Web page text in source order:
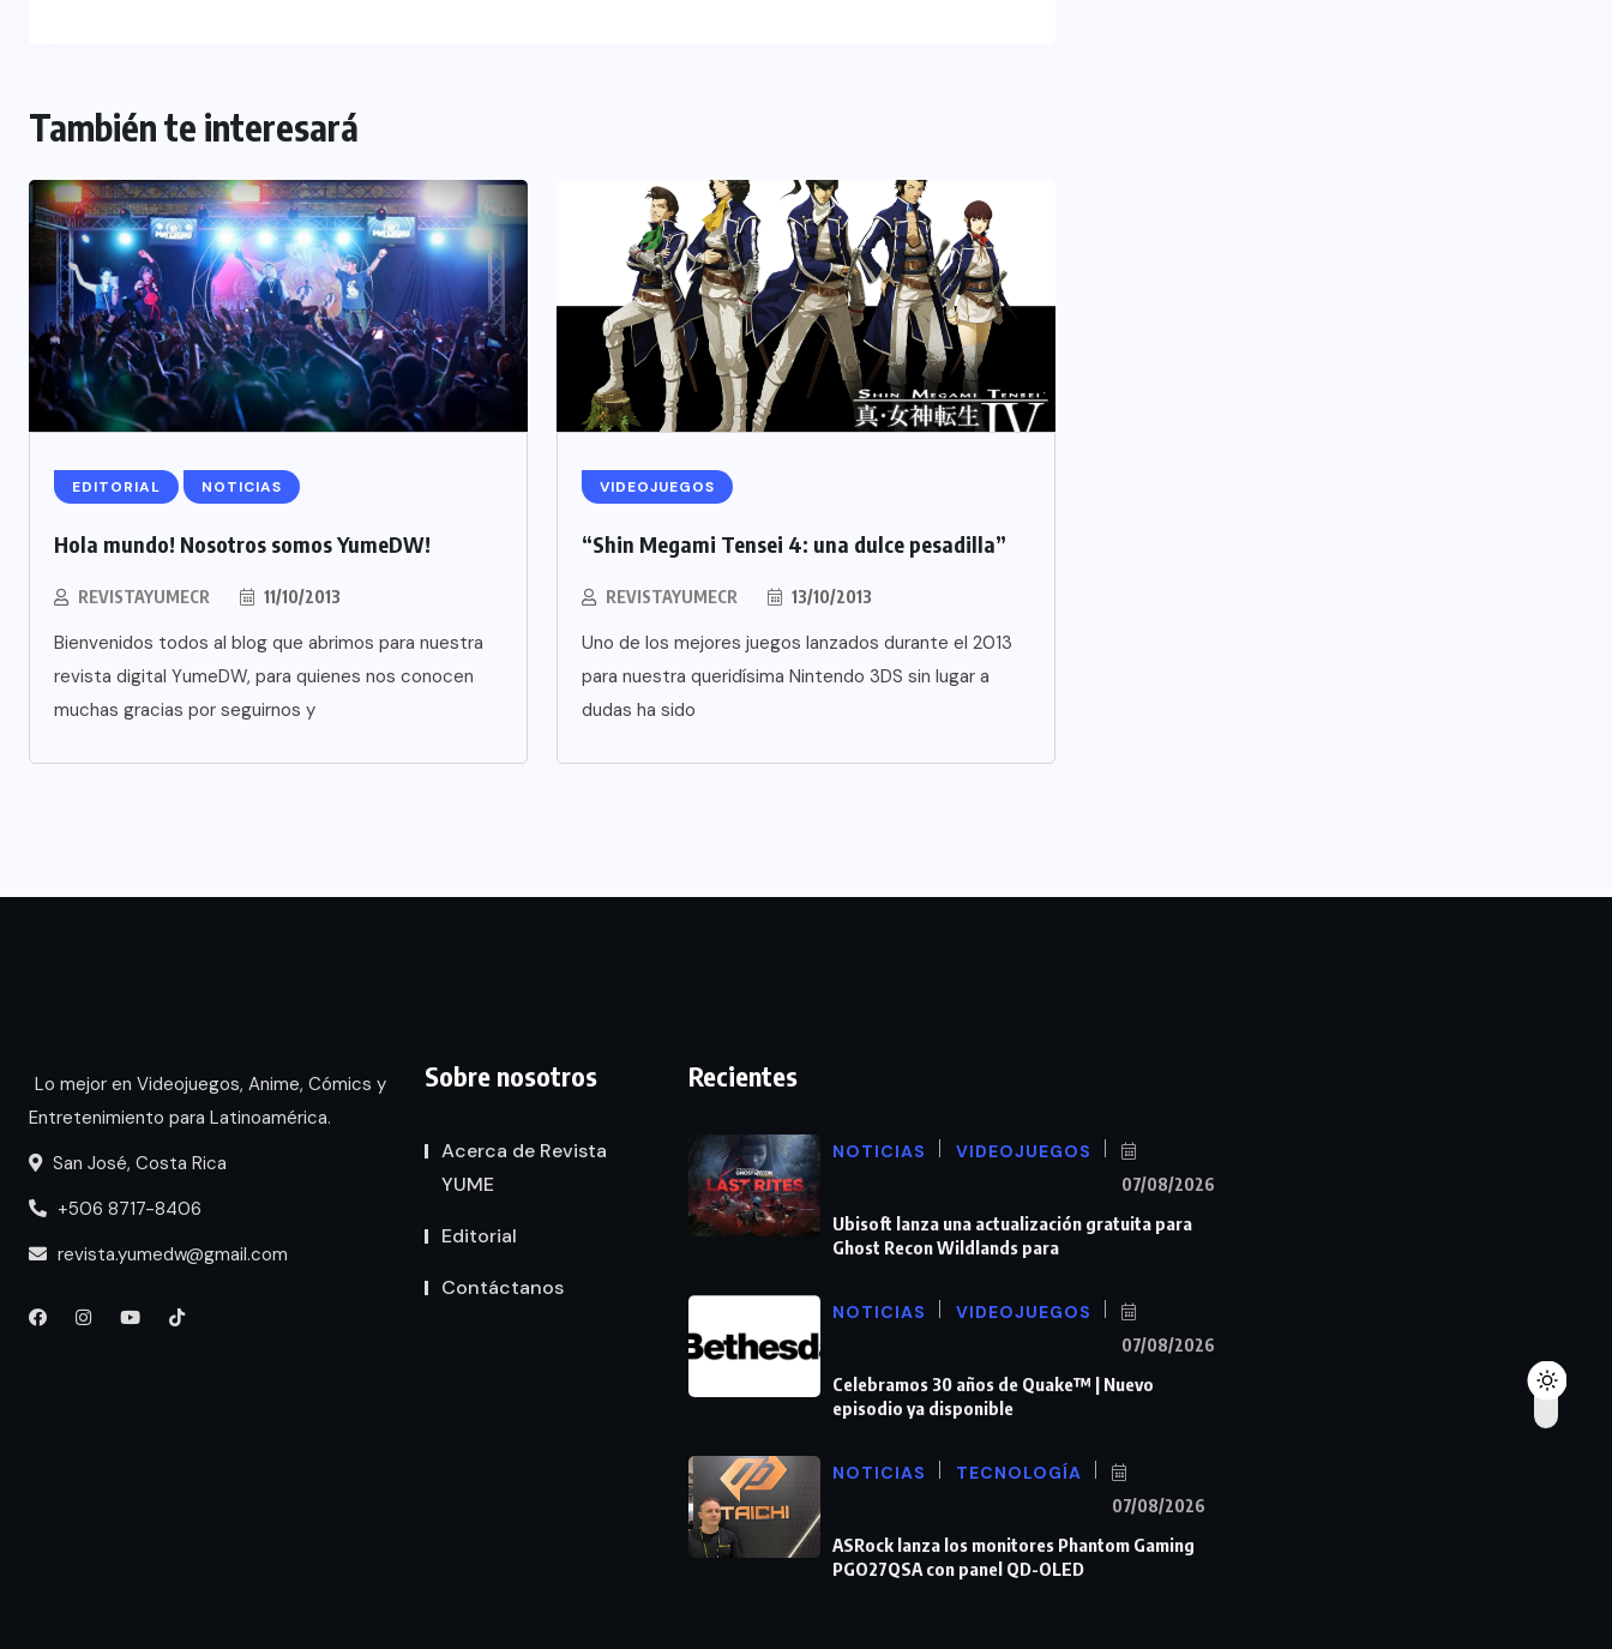
También te interesará
EDITORIAL NOTICIAS
Hola mundo! Nosotros somos YumeDW!
REVISTAYUMECR 11/10/2013
Bienvenidos todos al blog que abrimos para nuestra
revista digital YumeDW, para quienes nos conocen
muchas gracias por seguirnos y
VIDEOJUEGOS
“Shin Megami Tensei 4: una dulce pesadilla”
REVISTAYUMECR 13/10/2013
Uno de los mejores juegos lanzados durante el 2013
para nuestra queridísima Nintendo 3DS sin lugar a
dudas ha sido
Lo mejor en Videojuegos, Anime, Cómics y
Entretenimiento para Latinoamérica.
San José, Costa Rica
+506 8717-8406
revista.yumedw@gmail.com
Sobre nosotros
Acerca de Revista
YUME
Editorial
Contáctanos
Recientes
NOTICIAS VIDEOJUEGOS
07/08/2026
Ubisoft lanza una actualización gratuita para
Ghost Recon Wildlands para
NOTICIAS VIDEOJUEGOS
07/08/2026
Celebramos 30 años de Quake™ | Nuevo
episodio ya disponible
NOTICIAS TECNOLOGÍA
07/08/2026
ASRock lanza los monitores Phantom Gaming
PGO27QSA con panel QD-OLED